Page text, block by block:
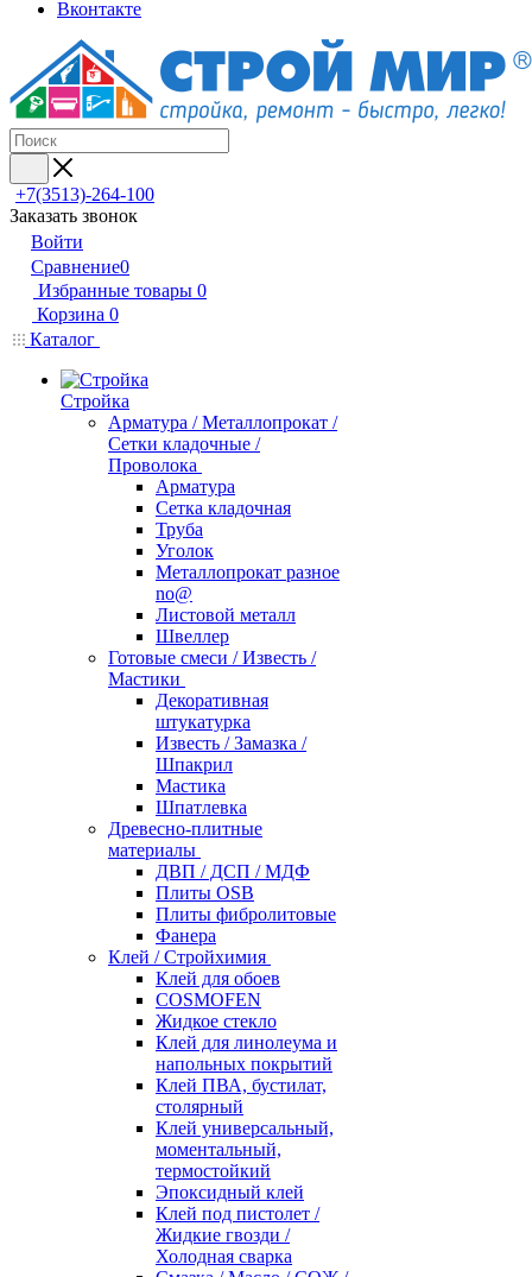
Вконтакте
+7(3513)-264-100
Заказать звонок
Войти
Сравнение0
Избранные товары 0
Корзина 0
Каталог
Стройка
Арматура / Металлопрокат /
Сетки кладочные /
Проволока
Арматура
Сетка кладочная
Труба
Уголок
Металлопрокат разное
no@
Листовой металл
Швеллер
Готовые смеси / Известь /
Мастики
Декоративная
штукатурка
Известь / Замазка /
Шпакрил
Мастика
Шпатлевка
Древесно-плитные
материалы
ДВП / ДСП / МДФ
Плиты OSB
Плиты фибролитовые
Фанера
Клей / Стройхимия
Клей для обоев
COSMOFEN
Жидкое стекло
Клей для линолеума и
напольных покрытий
Клей ПВА, бустилат,
столярный
Клей универсальный,
моментальный,
термостойкий
Эпоксидный клей
Клей под пистолет /
Жидкие гвозди /
Холодная сварка